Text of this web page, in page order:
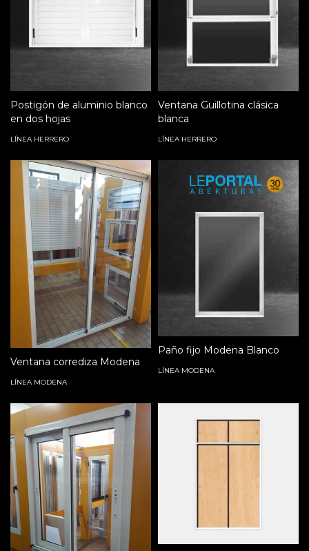
Postigón de aluminio blanco
en dos hojas
LÍNEA HERRERO
Ventana Guillotina clásica
blanca
LÍNEA HERRERO
Ventana corrediza Modena
LÍNEA MODENA
Paño fijo Modena Blanco
LÍNEA MODENA